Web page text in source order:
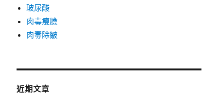
玻尿酸
肉毒瘦臉
肉毒除皺
近期文章